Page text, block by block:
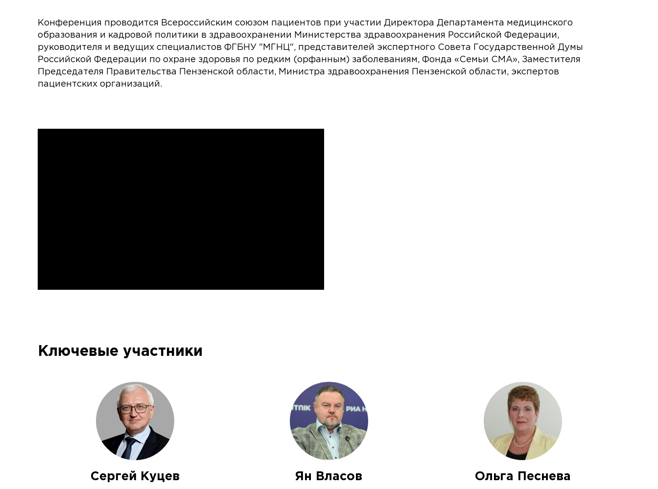
Конференция проводится Всероссийским союзом пациентов при участии Директора Департамента медицинского
образования и кадровой политики в здравоохранении Министерства здравоохранения Российской Федерации,
руководителя и ведущих специалистов ФГБНУ "МГНЦ", представителей экспертного Совета Государственной Думы
Российской Федерации по охране здоровья по редким (орфанным) заболеваниям, Фонда «Семьи СМА», Заместителя
Председателя Правительства Пензенской области, Министра здравоохранения Пензенской области, экспертов
пациентских организаций.
Ключевые участники
Сергей Куцев Ян Власов Ольга Песнева